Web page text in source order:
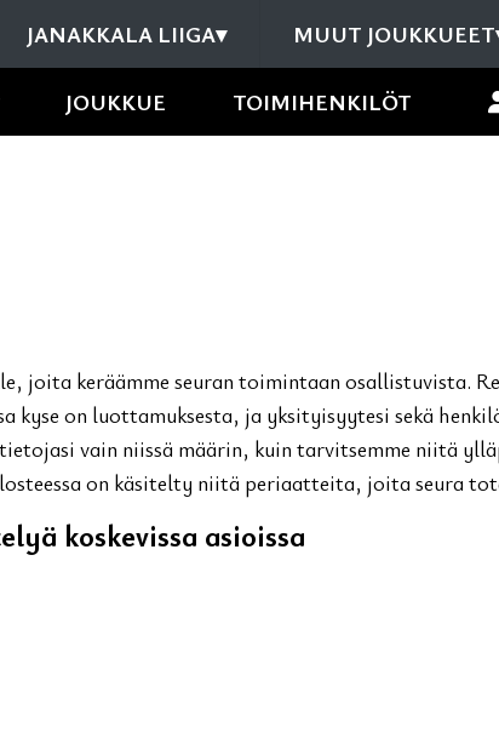
JANAKKALA LIIGA▾ MUUT JOUKKUEET
JOUKKUE TOIMIHENKILÖT
joita keräämme seuran toimintaan osallistuvista.
on luottamuksesta, ja yksityisyytesi sekä
vain niissä määrin, kuin tarvitsemme niitä
on käsitelty niitä periaatteita, joita seura
koskevissa asioissa